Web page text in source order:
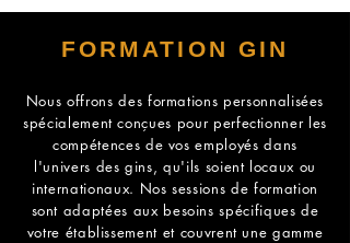
FORMATION GIN
Nous offrons des formations personnalisées
spécialement conçues pour perfectionner les
compétences de vos employés dans
l'univers des gins, qu'ils soient locaux ou
internationaux. Nos sessions de formation
sont adaptées aux besoins spécifiques de
votre établissement et couvrent une gamme